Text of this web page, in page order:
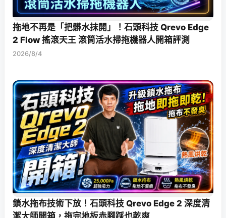
拖地不再是「把髒水抹開」！石頭科技 Qrevo Edge
2 Flow 搖滾天王 滾筒活水掃拖機器人開箱評測
2026/8/4
鎖水拖布技術下放！石頭科技 Qrevo Edge 2 深度清